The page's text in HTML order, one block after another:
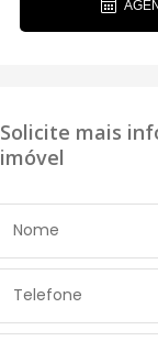
Solicite mais
imóvel